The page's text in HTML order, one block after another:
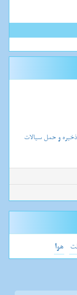
و حمل سیالات
هوا